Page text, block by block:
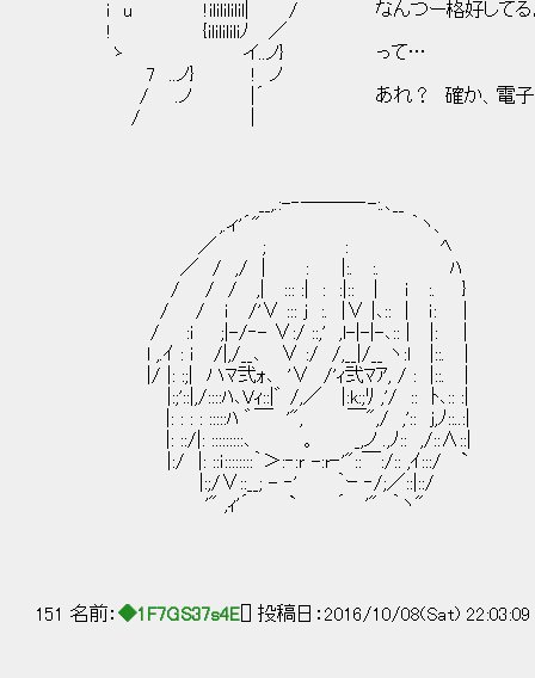
i u !ililililil| / なんつー格好してるん
! {ililililiﾉ ／
ゝ イ..ノ} って…
7 ..ノ} ! ノ
/ .ノ |´ あれ？ 確か、電子世
/ |
__,.:-‐───‐-:.､__
,.ィ'´" ｀ヽ、
／ ; : ﾍ
／ / ,/ | : |:. :. ﾊ
/ / / ,| ::: :| : :|:: | ｉ :. }
/ / ｉ /'∨ ::: ｊ :. |∨ |､:: | ｉ: |
/ :ｉ ;|-/‐- ∨:/ ::,' ,l-|-|-､:: | |: |
l ,.ｲ : ｉ /|,/__､ ∨ :/ /,__|/__ ヽ:l |::. |
|/ |: :;| ハﾏ弐ｫ､ '∨ /'ｨ弐ﾏｱ, / : |::. | …や
|:;'::|,/::::ﾊ､Vｨ::|゛ /,／ |:k:;ﾘ ,'/ :: ﾄ､:: :|
|: : : : :::::ﾊ ゛￣ '", ￣",/ ,':: ｊ,ﾉ::..:| 気分
|: ::/|: :::::::::､ 。 _,ノ .,ﾉ:: ,/::∧::|
|:/ |: ::ｉ::::::::｀＞:‐:ｒ -:r‐'"::￣:/:: ,ｲ:::/ `
|:;/∨::__; - ‐' ｀ｰ ‐/;／::|::/
'" ,ｨ'´ ` ´ '" ｀ヽ"
151 名前： ◆1F7GS37s4E [] 投稿日：2016/10/08(Sat)